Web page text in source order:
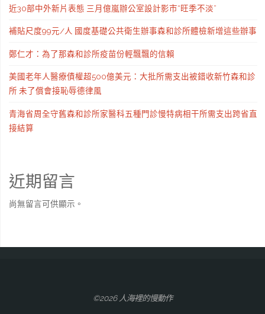
近30部中外新片表態 三月億嵐辦公室設計影市“旺季不淡”
補貼尺度99元/人 國度基礎公共衛生辦事森和診所體檢新增這些辦事
鄭仁才：為了那森和診所疫苗份輕飄飄的信賴
美國老年人醫療債權超500億美元：大批所需支出被錯收新竹森和診
所 未了償會接恥辱德律風
青海省周全守舊森和診所家醫科五種門診慢特病相干所需支出跨省直
接結算
近期留言
尚無留言可供顯示。
©2026 人海裡的慢動作